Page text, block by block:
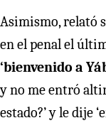
Asimismo, relató
en el penal el
‘bienvenido a
y no me entró
estado?’ y le dije